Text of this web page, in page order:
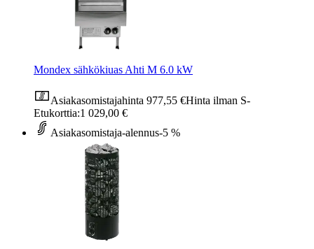
Mondex sähkökiuas Ahti M 6.0 kW
Asiakasomistajahinta 977,55 €Hinta ilman S-
Etukorttia:1 029,00 €
Asiakasomistaja-alennus-5 %